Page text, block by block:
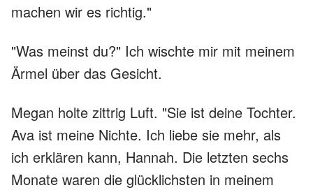
machen wir es richtig."
"Was meinst du?" Ich wischte mir mit meinem
Ärmel über das Gesicht.
Megan holte zittrig Luft. "Sie ist deine Tochter.
Ava ist meine Nichte. Ich liebe sie mehr, als
ich erklären kann, Hannah. Die letzten sechs
Monate waren die glücklichsten in meinem